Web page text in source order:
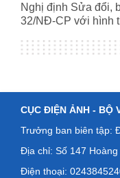
Nghị định Sửa đổi,
32/NĐ-CP với hình
CỤC ĐIỆN ẢNH - BỘ
Trưởng ban biên tập:
Địa chỉ: Số 147
Điện thoại: